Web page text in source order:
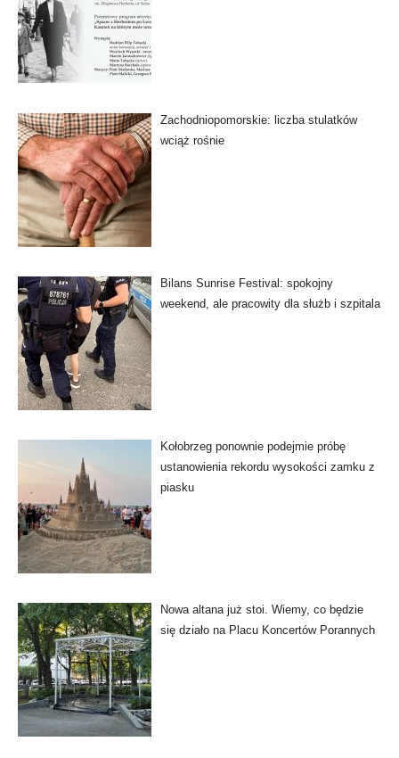
Zachodniopomorskie: liczba stulatków
wciąż rośnie
Bilans Sunrise Festival: spokojny
weekend, ale pracowity dla służb i szpitala
Kołobrzeg ponownie podejmie próbę
ustanowienia rekordu wysokości zamku z
piasku
Nowa altana już stoi. Wiemy, co będzie
się działo na Placu Koncertów Porannych